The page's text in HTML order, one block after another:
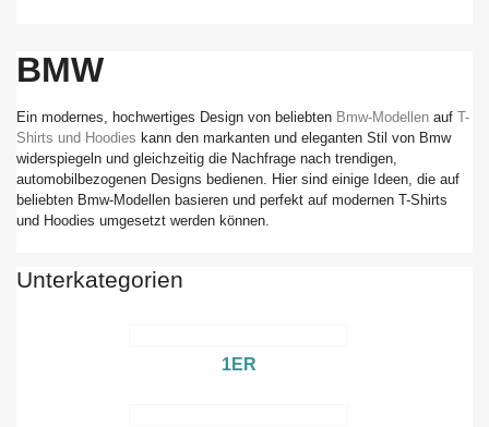
BMW
Ein modernes, hochwertiges Design von beliebten Bmw-Modellen auf T-
Shirts und Hoodies kann den markanten und eleganten Stil von Bmw
widerspiegeln und gleichzeitig die Nachfrage nach trendigen,
automobilbezogenen Designs bedienen. Hier sind einige Ideen, die auf
beliebten Bmw-Modellen basieren und perfekt auf modernen T-Shirts
und Hoodies umgesetzt werden können.
Unterkategorien
1ER